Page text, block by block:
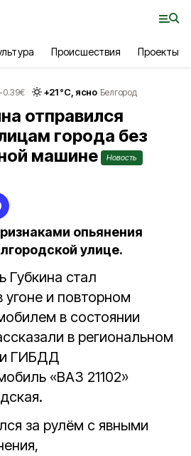
Происшествия Проекты
-0.39€ +21°С, ясно Белгород
отправился
города без
машине
Новость
опьянения
улице.
Губкина стал
и повторном
в состоянии
в региональном
ГИБДД
«ВАЗ 21102»
за рулём с явными